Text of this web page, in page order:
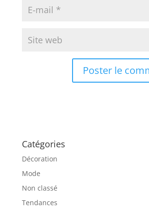
Catégories
Décoration
Mode
Non classé
Tendances